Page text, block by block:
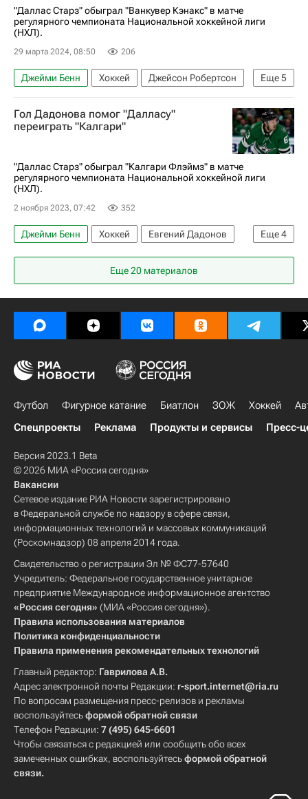
Вопрос участия игроков из Национальной хоккейной лиги (НХЛ) в зимних Олимпийских играх 2018 года в Пхенчхане. Мнения, комментарии
"Даллас Старз" обыграл "Ванкувер Кэнакс" в матче
регулярного чемпионата Национальной хоккейной лиги
(НХЛ).
29 марта 2024, 08:50 206
Еще5
Джейми Бенн Хоккей
Джейсон Робертсон
Роопе Хинц
Даллас Старз
Ванкувер Кэнакс
Вопрос участия игроков из Национальной хоккейной лиги (НХЛ) в зимних Олимпийских играх 2018 года в Пхенчхане. Мнения, комментарии
Гол Дадонова помог "Далласу"
переиграть "Калгари"
"Даллас Старз" обыграл "Калгари Флэймз" в матче
регулярного чемпионата Национальной хоккейной лиги
(НХЛ).
2 ноября 2023, 07:42 352
Еще4
Джейми Бенн Хоккей
Евгений Дадонов
Джейсон Робертсон
Даллас Старз
Национальная хоккейная лига (НХЛ)
Еще 20 материалов
Футбол Фигурное катание Биатлон ЗОЖ Хоккей
Спецпроекты
Реклама Продукты и сервисы Пресс-
Версия 2023.1 Beta
© 2026 МИА «Россия сегодня»
Вакансии
Сетевое издание РИА Новости зарегистрировано
в Федеральной службе по надзору в сфере связи,
информационных технологий и массовых коммуникаций
(Роскомнадзор) 08 апреля 2014 года.
Свидетельство о регистрации Эл № ФС77-57640
Учредитель: Федеральное государственное унитарное
предприятие Международное информационное агентство
«Россия сегодня» (МИА «Россия сегодня»).
Правила использования материалов
Политика конфиденциальности
Правила применения рекомендательных технологий
Главный редактор: Гаврилова А.В.
Адрес электронной почты Редакции: r-sport.internet@ria.ru
По вопросам размещения пресс-релизов и рекламы
воспользуйтесьформой обратной связи
Телефон Редакции: 7 (495) 645-6601
Чтобы связаться с редакцией или сообщить обо всех
замеченных ошибках, воспользуйтесьформой обратной
связи.